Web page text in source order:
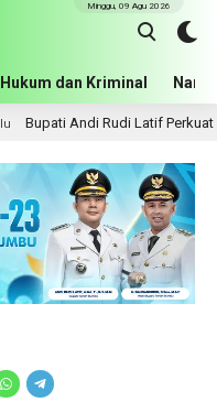
Hukum dan Kriminal
Minggu, 09 Agu 2026
Bupati Andi Rudi Latif Perkuat